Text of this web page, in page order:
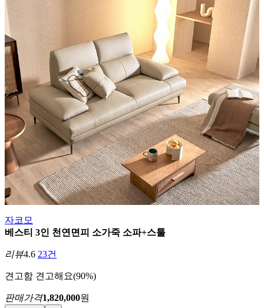
자코모
베스티 3인 천연면피 소가죽 소파+스툴
리뷰4.6 23건
견고함 견고해요(90%)
판매가격1,820,000원